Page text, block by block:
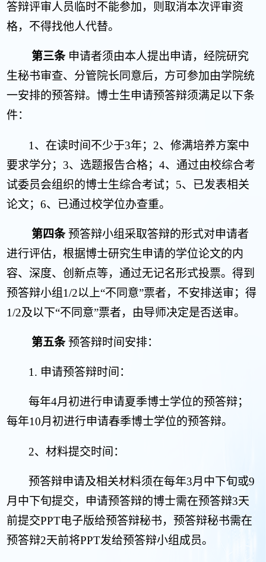
答辩评审人员临时不能参加，则取消本次评审资
格，不得找他人代替。
第三条 申请者须由本人提出申请，经院研究
生秘书审查、分管院长同意后，方可参加由学院统
一安排的预答辩。博士生申请预答辩须满足以下条
件：
1 、在读时间不少于3年； 2、修满培养方案中
要求学分； 3、 选题报告合格；4、通过由校综合考
试委员会组织的博士生综合考试； 5、 已发表相关
论文；6、已通过校学位办查重。
第四条 预答辩小组采取答辩的形式对申请者
进行评估，根据博士研究生申请的学位论文的内
容、深度、创新点等，通过无记名形式投票。得到
预答辩小组1/2以上“不同意”票者， 不安排送审；得
1/2及以下“不同意”票者，由导师决定是否送审。
第五条 预答辩时间安排：
1. 申请预答辩时间：
每年4月初进行申请夏季博士学位的预答辩；
每年10月初进行申请春季博士学位的预答辩。
2、材料提交时间：
预答辩申请及相关材料须在每年3月中下旬或9
月中下旬提交，申请预答辩的博士需在预答辩3天
前提交PPT电子版给预答辩秘书，预答辩秘书需在
预答辩2天前将PPT发给预答辩小组成员。